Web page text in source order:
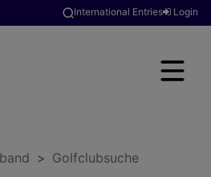
International Entries Login
> Golfclubsuche